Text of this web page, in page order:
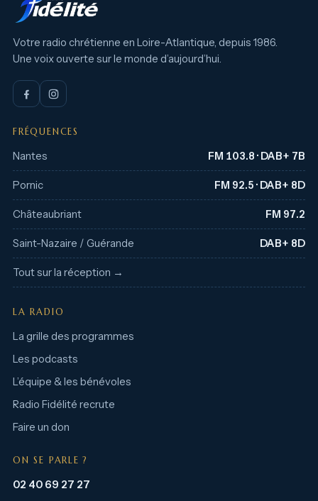
Votre radio chrétienne en Loire-Atlantique, depuis 1986.
Une voix ouverte sur le monde d’aujourd’hui.
FRÉQUENCES
Nantes FM 103.8 · DAB+ 7B
Pornic FM 92.5 · DAB+ 8D
Châteaubriant FM 97.2
Saint-Nazaire / Guérande DAB+ 8D
Tout sur la réception →
LA RADIO
La grille des programmes
Les podcasts
L’équipe & les bénévoles
Radio Fidélité recrute
Faire un don
ON SE PARLE ?
02 40 69 27 27